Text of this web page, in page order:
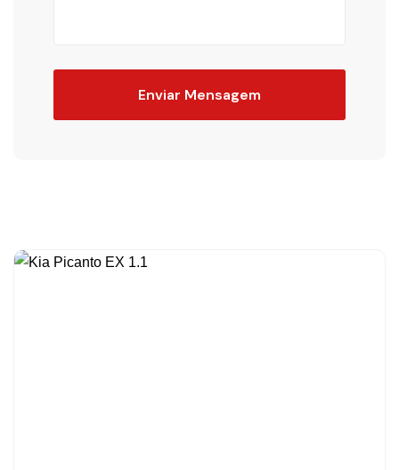
Enviar Mensagem